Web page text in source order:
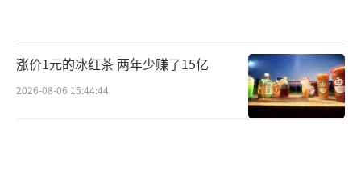
涨价1元的冰红茶 两年少赚了15亿
2026-08-06 15:44:44